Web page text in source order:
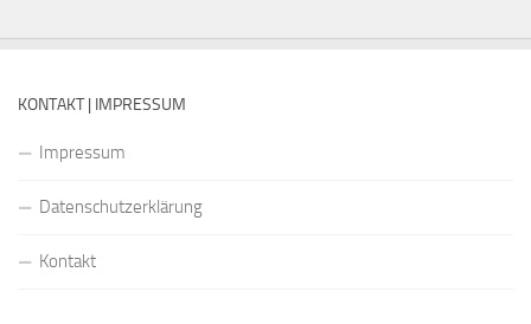
KONTAKT | IMPRESSUM
Impressum
Datenschutzerklärung
Kontakt